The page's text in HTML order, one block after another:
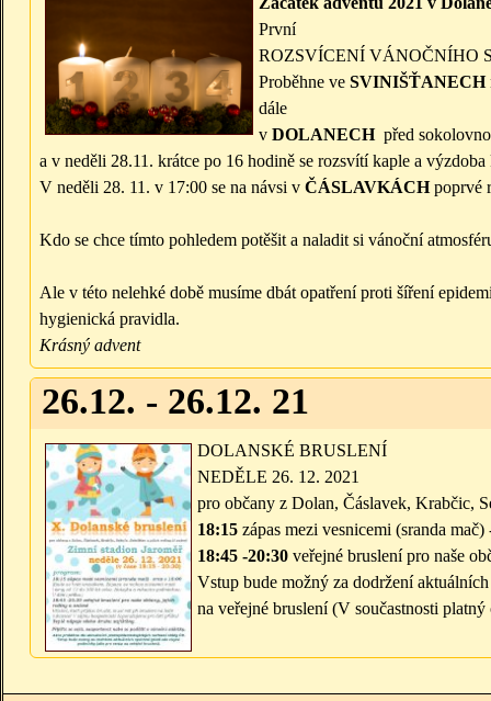
První
ROZSVÍCENÍ VÁNOČNÍHO
Proběhne ve SVINIŠŤANECH
dále
v DOLANECH před
a v neděli 28.11. krátce po 16 hodině se rozsvítí kaple a výzdoba
V neděli 28. 11. v 17:00 se na návsi v ČÁSLAVKÁCHpoprvé
Kdo se chce tímto pohledem potěšit a naladit si vánoční
Ale v této nelehké době musíme dbát opatření proti šíření
hygienická pravidla.
Krásný advent
26.12. - 26.12. 21
DOLANSKÉ BRUSLENÍ
NEDĚLE 26. 12. 2021
pro občany z Dolan, Čáslavek, Krabčic,
18:15 zápas mezi vesnicemi (sranda
18:45 -20:30 veřejné bruslení pro naše
Vstup bude možný za dodržení
na veřejné bruslení (V součastnosti